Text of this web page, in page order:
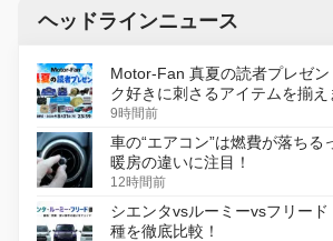
ヘッドラインニュース
Motor-Fan 真夏の読者プレゼ
ク好きに刺さるアイテムを揃え
9時間前
車の“エアコン”は燃費が落ちる
暖房の違いに注目！
12時間前
シエンタvsルーミーvsフリー
種を徹底比較！